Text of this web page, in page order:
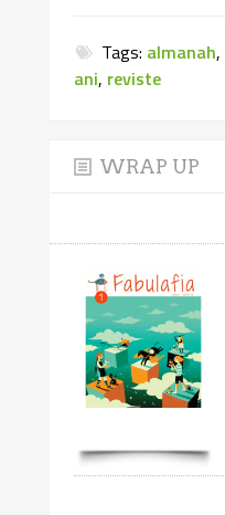
Tags: almanah,
ani, reviste
WRAP UP